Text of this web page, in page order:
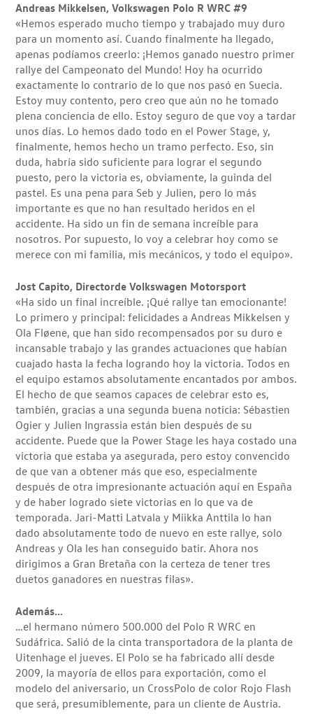
Andreas Mikkelsen, Volkswagen Polo R WRC #9
«Hemos esperado mucho tiempo y trabajado muy duro
para un momento así. Cuando finalmente ha llegado,
apenas podíamos creerlo: ¡Hemos ganado nuestro primer
rallye del Campeonato del Mundo! Hoy ha ocurrido
exactamente lo contrario de lo que nos pasó en Suecia.
Estoy muy contento, pero creo que aún no he tomado
plena conciencia de ello. Estoy seguro de que voy a tardar
unos días. Lo hemos dado todo en el Power Stage, y,
finalmente, hemos hecho un tramo perfecto. Eso, sin
duda, habría sido suficiente para lograr el segundo
puesto, pero la victoria es, obviamente, la guinda del
pastel. Es una pena para Seb y Julien, pero lo más
importante es que no han resultado heridos en el
accidente. Ha sido un fin de semana increíble para
nosotros. Por supuesto, lo voy a celebrar hoy como se
merece con mi familia, mis mecánicos, y todo el equipo».
Jost Capito, Directorde Volkswagen Motorsport
«Ha sido un final increíble. ¡Qué rallye tan emocionante!
Lo primero y principal: felicidades a Andreas Mikkelsen y
Ola Fløene, que han sido recompensados por su duro e
incansable trabajo y las grandes actuaciones que habían
cuajado hasta la fecha logrando hoy la victoria. Todos en
el equipo estamos absolutamente encantados por ambos.
El hecho de que seamos capaces de celebrar esto es,
también, gracias a una segunda buena noticia: Sébastien
Ogier y Julien Ingrassia están bien después de su
accidente. Puede que la Power Stage les haya costado una
victoria que estaba ya asegurada, pero estoy convencido
de que van a obtener más que eso, especialmente
después de otra impresionante actuación aquí en España
y de haber logrado siete victorias en lo que va de
temporada. Jari-Matti Latvala y Miikka Anttila lo han
dado absolutamente todo de nuevo en este rallye, solo
Andreas y Ola les han conseguido batir. Ahora nos
dirigimos a Gran Bretaña con la certeza de tener tres
duetos ganadores en nuestras filas».
Además…
…el hermano número 500.000 del Polo R WRC en
Sudáfrica. Salió de la cinta transportadora de la planta de
Uitenhage el jueves. El Polo se ha fabricado allí desde
2009, la mayoría de ellos para exportación, como el
modelo del aniversario, un CrossPolo de color Rojo Flash
que será, presumiblemente, para un cliente de Austria.